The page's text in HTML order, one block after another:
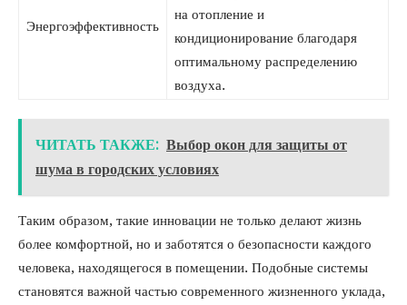
Энергоэффективность
на отопление и
кондиционирование благодаря
оптимальному распределению
воздуха.
ЧИТАТЬ ТАКЖЕ: Выбор окон для защиты от
шума в городских условиях
Таким образом, такие инновации не только делают жизнь
более комфортной, но и заботятся о безопасности каждого
человека, находящегося в помещении. Подобные системы
становятся важной частью современного жизненного уклада,